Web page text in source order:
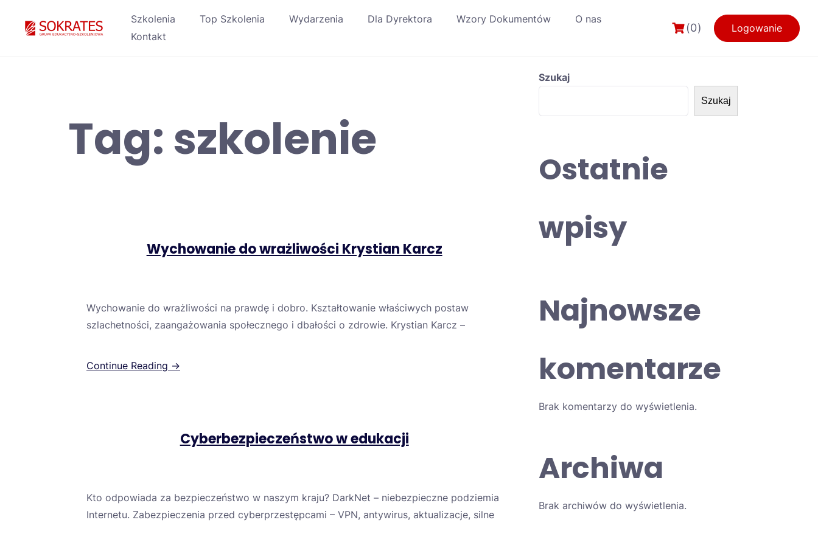
Szkolenia Top Szkolenia Wydarzenia Dla Dyrektora Wzory Dokumentów
O nas
Kontakt
(0) Logowanie
Tag:szkolenie
Wychowanie do wrażliwości Krystian Karcz
Wychowanie do wrażliwości na prawdę i dobro. Kształtowanie właściwych postaw
szlachetności, zaangażowania społecznego i dbałości o zdrowie. Krystian Karcz –
Continue Reading →
Cyberbezpieczeństwo w edukacji
Kto odpowiada za bezpieczeństwo w naszym kraju? DarkNet – niebezpieczne podziemia
Internetu. Zabezpieczenia przed cyberprzestępcami – VPN, antywirus, aktualizacje, silne
Szukaj
Szukaj
Ostatnie
wpisy
Najnowsze
komentarze
Brak komentarzy do wyświetlenia.
Archiwa
Brak archiwów do wyświetlenia.